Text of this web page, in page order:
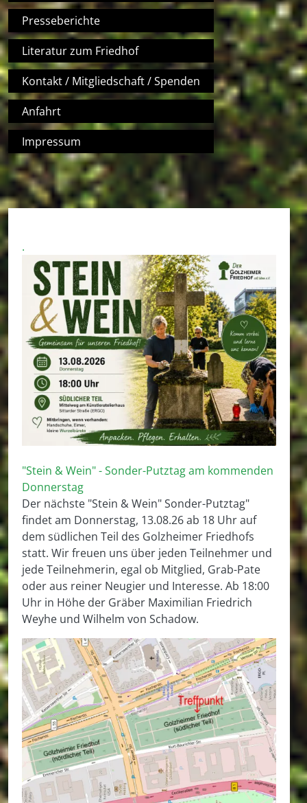
Presseberichte
Literatur zum Friedhof
Kontakt / Mitgliedschaft / Spenden
Anfahrt
Impressum
.
"Stein & Wein" - Sonder-Putztag am kommenden
Donnerstag
Der nächste "Stein & Wein" Sonder-Putztag"
findet am Donnerstag, 13.08.26 ab 18 Uhr auf
dem südlichen Teil des Golzheimer Friedhofs
statt. Wir freuen uns über jeden Teilnehmer und
jede Teilnehmerin, egal ob Mitglied, Grab-Pate
oder aus reiner Neugier und Interesse. Ab 18:00
Uhr in Höhe der Gräber Maximilian Friedrich
Weyhe und Wilhelm von Schadow.